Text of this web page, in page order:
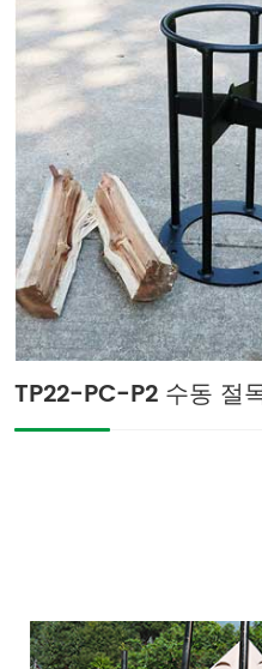
TP22-PC-P2 수동 절